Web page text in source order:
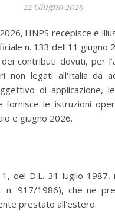
22 Giugno 2026
l'INPS recepisce e
n. 133 dell'11 giugno
contributi dovuti, per
non legati all'Italia da
di applicazione,
le istruzioni
e giugno 2026.
del D.L. 31 luglio
n. 917/1986), che ne
prestato all'estero.